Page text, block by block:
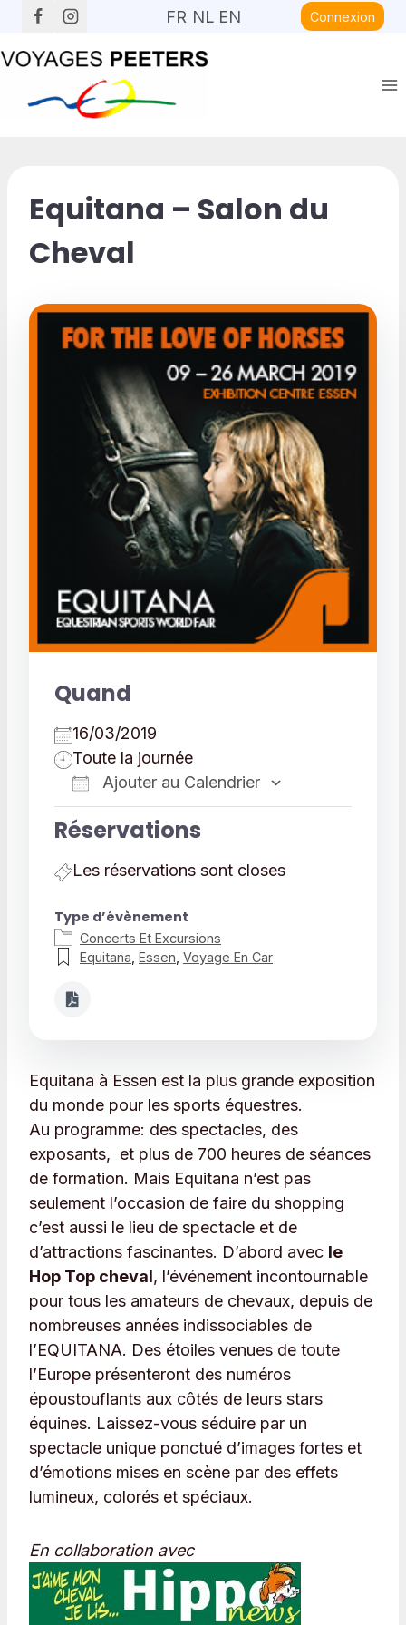
contenu
FR NL EN Connexion
Equitana – Salon du
Cheval
Quand
16/03/2019
Toute la journée
Ajouter au Calendrier
Réservations
Les réservations sont closes
Type d’évènement
Concerts Et Excursions
Equitana Essen Voyage En Car
Equitana à Essen est la plus grande exposition
du monde pour les sports équestres.
Au programme: des spectacles, des
exposants, et plus de 700 heures de séances
de formation. Mais Equitana n’est pas
seulement l’occasion de faire du shopping
c’est aussi le lieu de spectacle et de
d’attractions fascinantes. D’abord avec le
Hop Top cheval, l’événement incontournable
pour tous les amateurs de chevaux, depuis de
nombreuses années indissociables de
l’EQUITANA. Des étoiles venues de toute
l’Europe présenteront des numéros
époustouflants aux côtés de leurs stars
équines. Laissez-vous séduire par un
spectacle unique ponctué d’images fortes et
d’émotions mises en scène par des effets
lumineux, colorés et spéciaux.
En collaboration avec